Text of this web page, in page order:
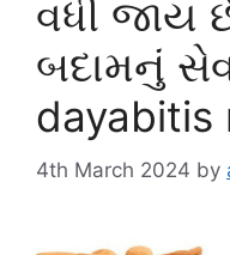
વધી જાય
બદામનું
dayabitis
4th March 2024 by